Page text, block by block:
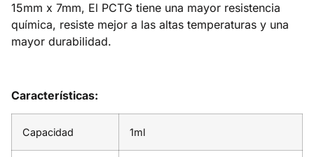
15mm x 7mm, El PCTG tiene una mayor resistencia
química, resiste mejor a las altas temperaturas y una
mayor durabilidad.
Características:
Capacidad 1ml